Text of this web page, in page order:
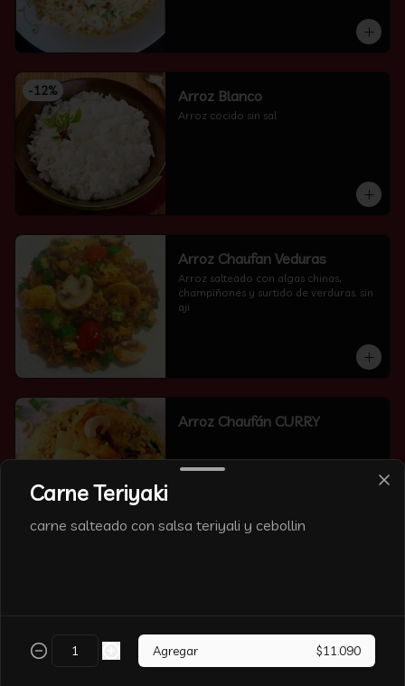
-12% Arroz Blanco
Arroz cocido sin sal
Arroz Chaufan Veduras
Arroz salteado con algas chinas,
champiñones y surtido de verduras. sin
aji
Arroz Chaufán CURRY
Carne Teriyaki
carne salteado con salsa teriyali y cebollin
Agregar $11.090